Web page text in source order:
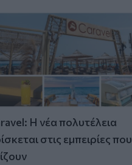
Η νέα πολυτέλεια
στις εμπειρίες που